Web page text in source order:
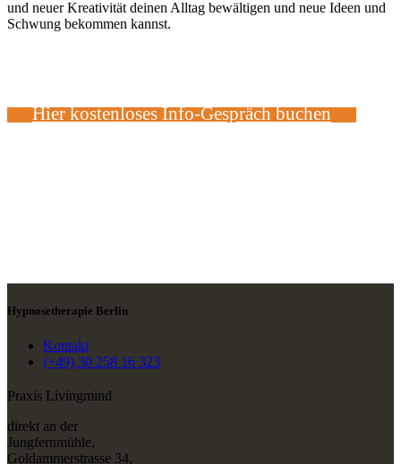
und neuer Kreativität deinen Alltag bewältigen und neue Ideen und
Schwung bekommen kannst.
Hier kostenloses Info-Gespräch buchen
Hypnosetherapie Berlin
Kontakt
(+49) 30 258 16 323
Praxis Livingmind
direkt an der
Jungfernmühle,
Goldammerstrasse 34,